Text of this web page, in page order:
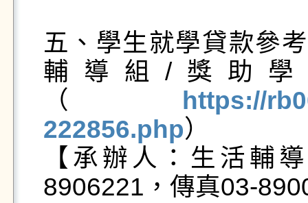
五、學生就學貸款參
輔導組/獎助
（
https://
222856.php）
【承辦人：生活輔